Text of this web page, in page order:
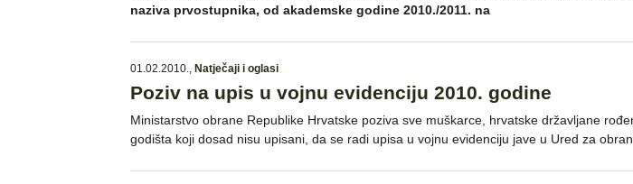
naziva prvostupnika, od akademske godine 2010./2011. na
01.02.2010., Natječaji i oglasi
Poziv na upis u vojnu evidenciju 2010. godine
Ministarstvo obrane Republike Hrvatske poziva sve muškarce, hrvatske državljane
godišta koji dosad nisu upisani, da se radi upisa u vojnu evidenciju jave u Ured za